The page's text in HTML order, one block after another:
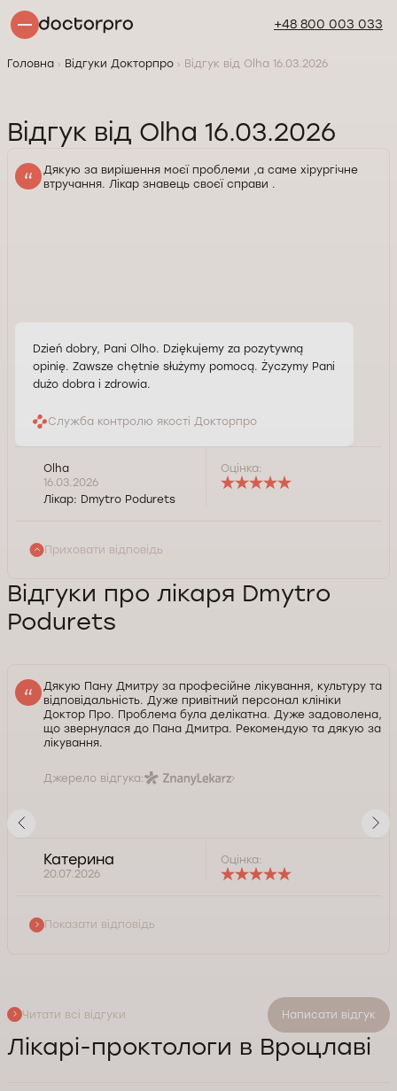
+48 800 003 033
Головна Відгуки Докторпро Відгук від Olha 16.03.2026
Відгук від Olha 16.03.2026
Дякую за вирішення моєї проблеми ,а саме хірургічне
втручання. Лікар знавець своєї справи .
Dzień dobry, Pani Olho. Dziękujemy za pozytywną
opinię. Zawsze chętnie służymy pomocą. Życzymy Pani
dużo dobra i zdrowia.
Служба контролю якості Докторпро
Olha
16.03.2026
Лікар: Dmytro Podurets
Оцінка:
Приховати відповідь
Відгуки про лікаря Dmytro
Podurets
Дякую Пану Дмитру за професійне лікування, культуру та
відповідальність. Дуже привітний персонал клініки
Доктор Про. Проблема була делікатна. Дуже задоволена,
що звернулася до Пана Дмитра. Рекомендую та дякую за
лікування.
Джерело відгука:
Катерина
20.07.2026
Оцінка:
Показати відповідь
Читати всі відгуки Написати відгук
Лікарі-проктологи в Вроцлаві